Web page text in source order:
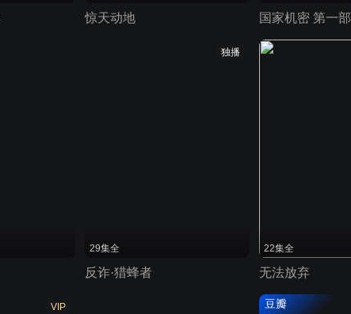
惊天动地 国家机密 第一部
独播
29集全
反诈·猎蜂者
22集全
无法放弃
VIP 豆瓣